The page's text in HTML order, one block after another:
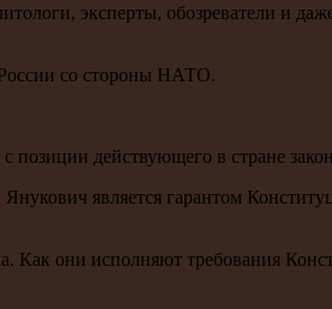
эксперты, обозреватели и
со стороны НАТО.
действующего в стране
является гарантом
Как они исполняют требования